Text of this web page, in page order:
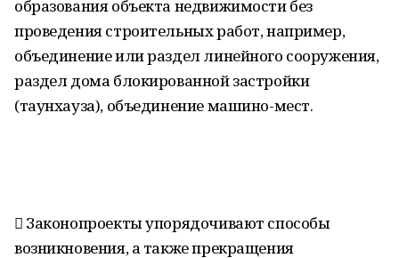
образования объекта недвижимости без
проведения строительных работ, например,
объединение или раздел линейного сооружения,
раздел дома блокированной застройки
(таунхауза), объединение машино-мест.
 Законопроекты упорядочивают способы
возникновения, а также прекращения